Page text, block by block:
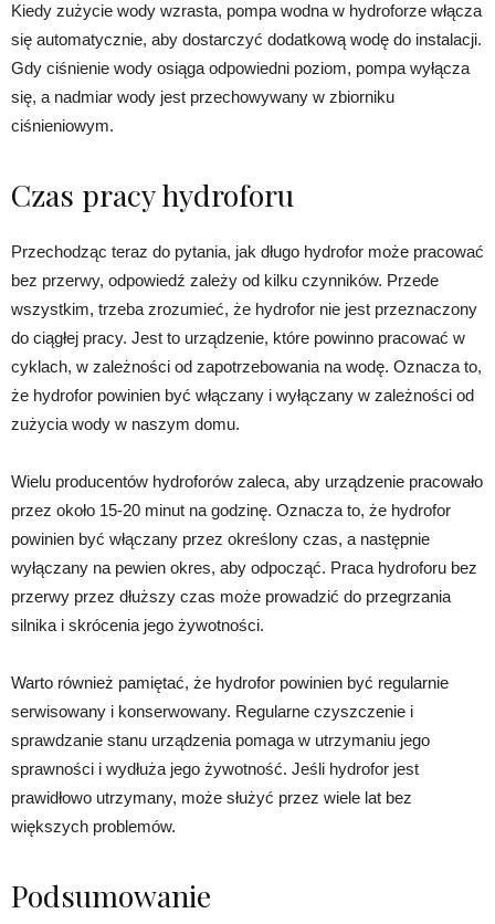
Kiedy zużycie wody wzrasta, pompa wodna w hydroforze włącza
się automatycznie, aby dostarczyć dodatkową wodę do instalacji.
Gdy ciśnienie wody osiąga odpowiedni poziom, pompa wyłącza
się, a nadmiar wody jest przechowywany w zbiorniku
ciśnieniowym.
Czas pracy hydroforu
Przechodząc teraz do pytania, jak długo hydrofor może pracować
bez przerwy, odpowiedź zależy od kilku czynników. Przede
wszystkim, trzeba zrozumieć, że hydrofor nie jest przeznaczony
do ciągłej pracy. Jest to urządzenie, które powinno pracować w
cyklach, w zależności od zapotrzebowania na wodę. Oznacza to,
że hydrofor powinien być włączany i wyłączany w zależności od
zużycia wody w naszym domu.
Wielu producentów hydroforów zaleca, aby urządzenie pracowało
przez około 15-20 minut na godzinę. Oznacza to, że hydrofor
powinien być włączany przez określony czas, a następnie
wyłączany na pewien okres, aby odpocząć. Praca hydroforu bez
przerwy przez dłuższy czas może prowadzić do przegrzania
silnika i skrócenia jego żywotności.
Warto również pamiętać, że hydrofor powinien być regularnie
serwisowany i konserwowany. Regularne czyszczenie i
sprawdzanie stanu urządzenia pomaga w utrzymaniu jego
sprawności i wydłuża jego żywotność. Jeśli hydrofor jest
prawidłowo utrzymany, może służyć przez wiele lat bez
większych problemów.
Podsumowanie